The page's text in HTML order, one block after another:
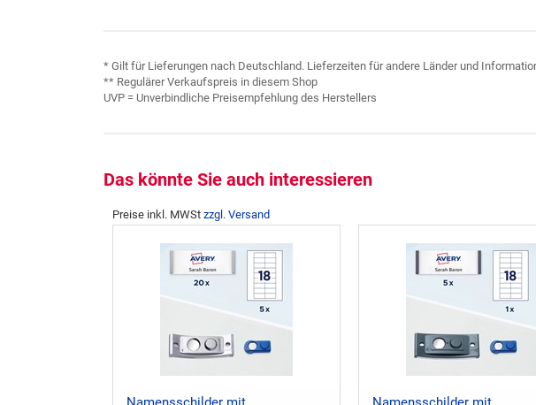
* Gilt für Lieferungen nach Deutschland. Lieferzeiten für andere Länder und
** Regulärer Verkaufspreis in diesem Shop
UVP = Unverbindliche Preisempfehlung des Herstellers
Das könnte Sie auch interessieren
Preise inkl. MWSt zzgl. Versand